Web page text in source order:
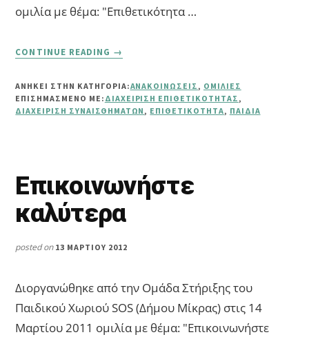
ομιλία με θέμα: "Επιθετικότητα …
CONTINUE READING
ΕΠΙΘΕΤΙΚΌΤΗΤΑ
→
ΑΝΗΚΕΙ ΣΤΗΝ ΚΑΤΗΓΟΡΙΑ:ΑΝΑΚΟΙΝΏΣΕΙΣ , ΟΜΙΛΊΕΣ
ΕΠΙΣΗΜΑΣΜΈΝΟ ΜΕ: ΔΙΑΧΕΊΡΙΣΗ ΕΠΙΘΕΤΙΚΌΤΗΤΑΣ ,
ΔΙΑΧΕΊΡΙΣΗ ΣΥΝΑΙΣΘΗΜΆΤΩΝ , ΕΠΙΘΕΤΙΚΌΤΗΤΑ, ΠΑΙΔΙΆ
Επικοινωνήστε
καλύτερα
posted on 13 ΜΑΡΤΊΟΥ 2012
Διοργανώθηκε από την Ομάδα Στήριξης του
Παιδικού Χωριού SOS (Δήμου Μίκρας) στις 14
Μαρτίου 2011 ομιλία με θέμα: "Επικοινωνήστε